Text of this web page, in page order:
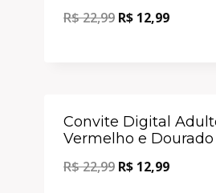
R$22,99 R$ 12,99
Convite Digital
Vermelho e Dourado
R$22,99 R$ 12,99